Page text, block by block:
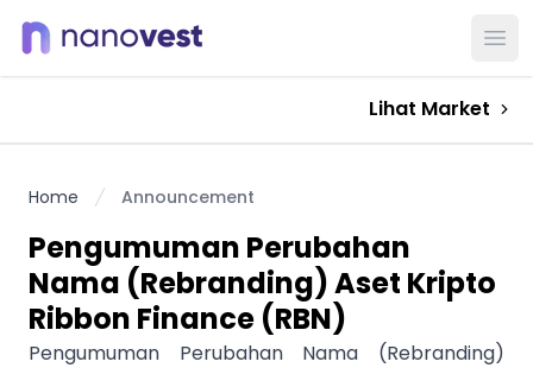
Lihat Market
Home Announcement
Pengumuman Perubahan
Nama (Rebranding) Aset Kripto
Ribbon Finance (RBN)
Pengumuman Perubahan Nama (Rebranding)